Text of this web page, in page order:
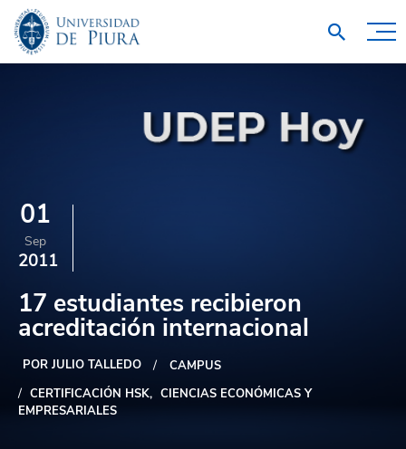
01
Sep
2011
17 estudiantes recibieron
acreditación internacional
POR JULIO TALLEDO
CAMPUS
CERTIFICACIÓN HSK
CIENCIAS ECONÓMICAS Y
EMPRESARIALES